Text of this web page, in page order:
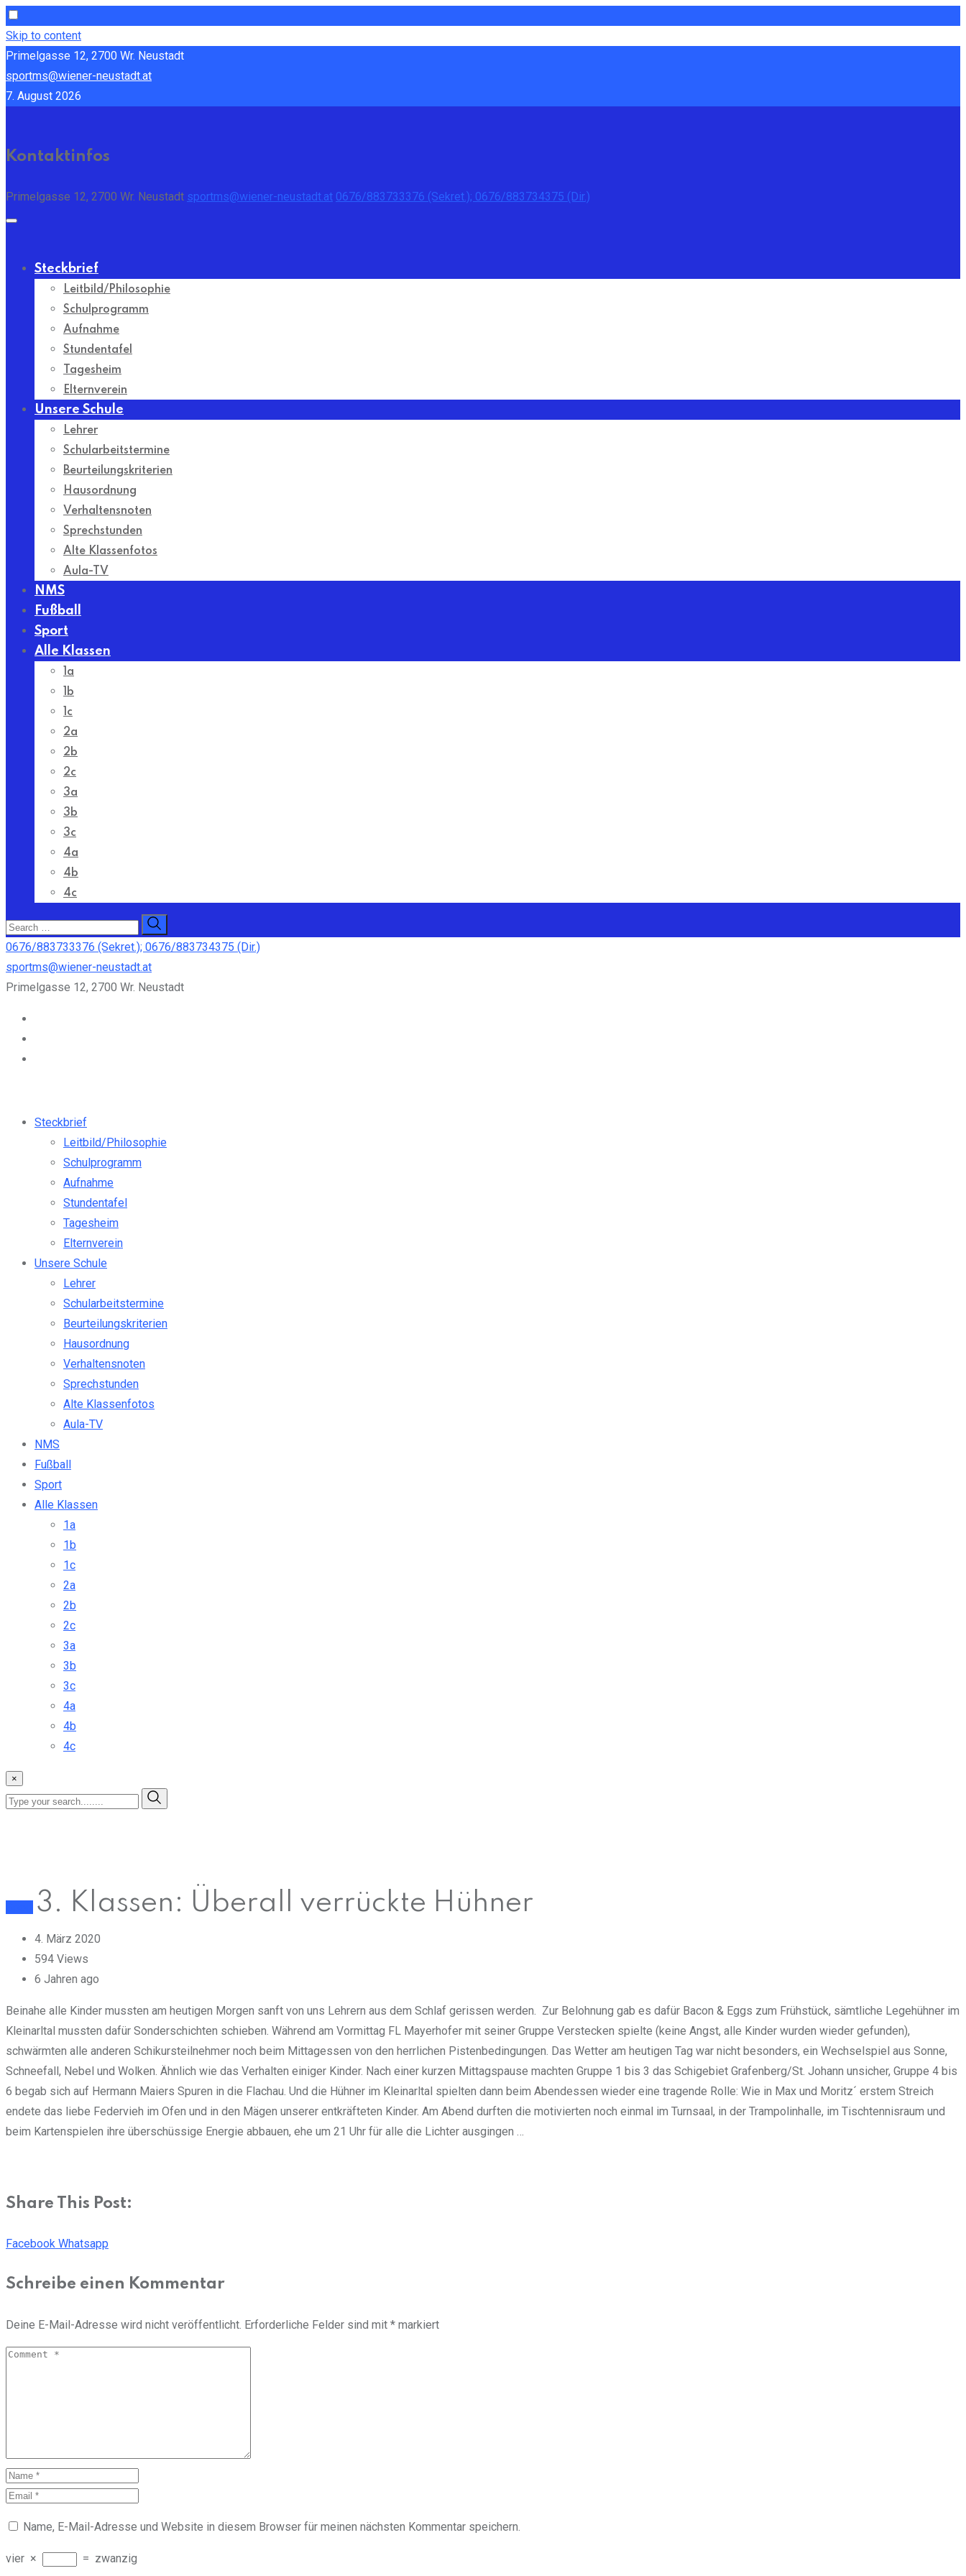
Skip to content
Primelgasse 12, 2700 Wr. Neustadt
sportms@wiener-neustadt.at
7. August 2026
Kontaktinfos
Primelgasse 12, 2700 Wr. Neustadt sportms@wiener-neustadt.at 0676/883733376 (Sekret.); 0676/883734375 (Dir.)
Steckbrief
Leitbild/Philosophie
Schulprogramm
Aufnahme
Stundentafel
Tagesheim
Elternverein
Unsere Schule
Lehrer
Schularbeitstermine
Beurteilungskriterien
Hausordnung
Verhaltensnoten
Sprechstunden
Alte Klassenfotos
Aula-TV
NMS
Fußball
Sport
Alle Klassen
1a
1b
1c
2a
2b
2c
3a
3b
3c
4a
4b
4c
0676/883733376 (Sekret.); 0676/883734375 (Dir.)
sportms@wiener-neustadt.at
Primelgasse 12, 2700 Wr. Neustadt
Steckbrief
Leitbild/Philosophie
Schulprogramm
Aufnahme
Stundentafel
Tagesheim
Elternverein
Unsere Schule
Lehrer
Schularbeitstermine
Beurteilungskriterien
Hausordnung
Verhaltensnoten
Sprechstunden
Alte Klassenfotos
Aula-TV
NMS
Fußball
Sport
Alle Klassen
1a
1b
1c
2a
2b
2c
3a
3b
3c
4a
4b
4c
×
3. Klassen: Überall verrückte Hühner
4. März 2020
594 Views
6 Jahren ago
Beinahe alle Kinder mussten am heutigen Morgen sanft von uns Lehrern aus dem Schlaf gerissen werden. Zur Belohnung gab es dafür Bacon & Eggs zum Frühstück, sämtliche Legehühner im
Kleinarltal mussten dafür Sonderschichten schieben. Während am Vormittag FL Mayerhofer mit seiner Gruppe Verstecken spielte (keine Angst, alle Kinder wurden wieder gefunden),
schwärmten alle anderen Schikursteilnehmer noch beim Mittagessen von den herrlichen Pistenbedingungen. Das Wetter am heutigen Tag war nicht besonders, ein Wechselspiel aus Sonne,
Schneefall, Nebel und Wolken. Ähnlich wie das Verhalten einiger Kinder. Nach einer kurzen Mittagspause machten Gruppe 1 bis 3 das Schigebiet Grafenberg/St. Johann unsicher, Gruppe 4 bis
6 begab sich auf Hermann Maiers Spuren in die Flachau. Und die Hühner im Kleinarltal spielten dann beim Abendessen wieder eine tragende Rolle: Wie in Max und Moritz´ erstem Streich
endete das liebe Federvieh im Ofen und in den Mägen unserer entkräfteten Kinder. Am Abend durften die motivierten noch einmal im Turnsaal, in der Trampolinhalle, im Tischtennisraum und
beim Kartenspielen ihre überschüssige Energie abbauen, ehe um 21 Uhr für alle die Lichter ausgingen …
Share This Post:
Facebook Whatsapp
Schreibe einen Kommentar
Deine E-Mail-Adresse wird nicht veröffentlicht. Erforderliche Felder sind mit * markiert
Name, E-Mail-Adresse und Website in diesem Browser für meinen nächsten Kommentar speichern.
vier × = zwanzig